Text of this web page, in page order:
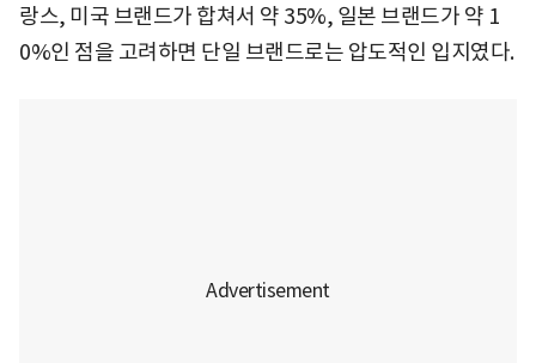
랑스, 미국 브랜드가 합쳐서 약 35%, 일본 브랜드가 약 1
0%인 점을 고려하면 단일 브랜드로는 압도적인 입지였다.